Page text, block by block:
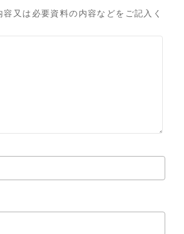
又は必要資料の内容などをご記入く